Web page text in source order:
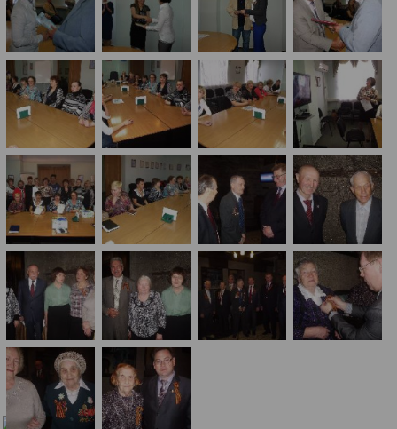
Город
Глазов
Официальный портал
муниципального
образования